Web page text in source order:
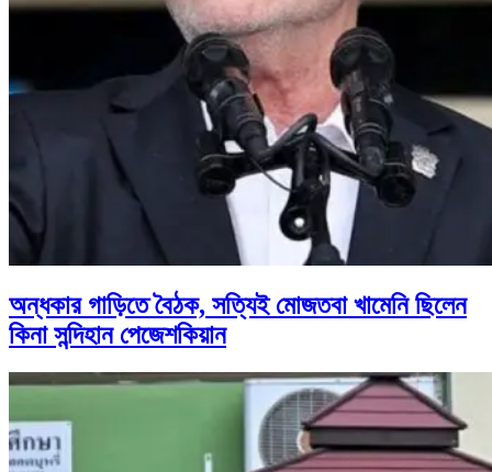
অন্ধকার গাড়িতে বৈঠক, সত্যিই মোজতবা খামেনি ছিলেন
কিনা সন্দিহান পেজেশকিয়ান